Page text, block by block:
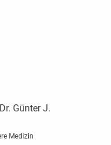
Günter J.
Medizin